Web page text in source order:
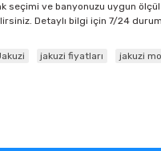
seçimi ve banyonuzu uygun
Detaylı bilgi için 7/24
jakuzi fiyatları jakuzi